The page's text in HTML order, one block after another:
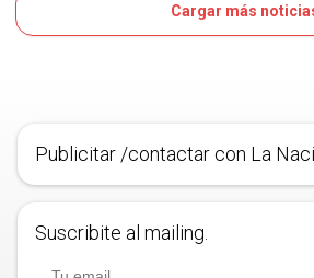
Cargar más
Publicitar /contactar con La
Suscribite al mailing.